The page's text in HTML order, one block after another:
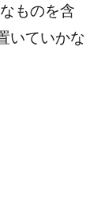
ものを含
ていかな